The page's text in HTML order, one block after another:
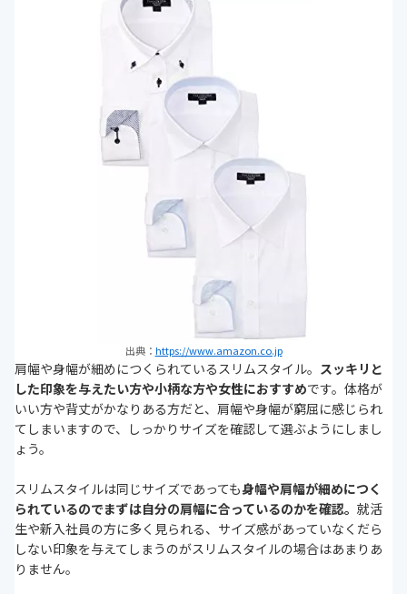
出典： https://www.amazon.co.jp
肩幅や身幅が細めにつくられているスリムスタイル。 スッキリと
した印象を与えたい方や小柄な方や女性におすすめです。体格が
いい方や背丈がかなりある方だと、肩幅や身幅が窮屈に感じられ
てしまいますので、しっかりサイズを確認して選ぶようにしまし
ょう。
スリムスタイルは同じサイズであっても身幅や肩幅が細めにつく
られているのでまずは自分の肩幅に合っているのかを確認。 就活
生や新入社員の方に多く見られる、サイズ感があっていなくだら
しない印象を与えてしまうのがスリムスタイルの場合はあまりあ
りません。